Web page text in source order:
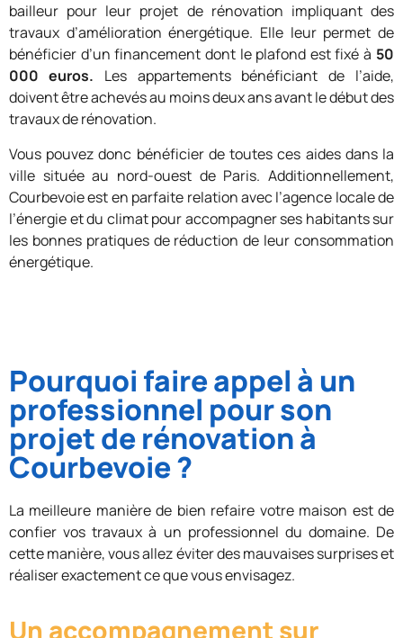
bailleur pour leur projet de rénovation impliquant des
travaux d’amélioration énergétique. Elle leur permet de
bénéficier d’un financement dont le plafond est fixé à 50
000 euros. Les appartements bénéficiant de l’aide,
doivent être achevés au moins deux ans avant le début des
travaux de rénovation.
Vous pouvez donc bénéficier de toutes ces aides dans la
ville située au nord-ouest de Paris. Additionnellement,
Courbevoie est en parfaite relation avec l’agence locale de
l’énergie et du climat pour accompagner ses habitants sur
les bonnes pratiques de réduction de leur consommation
énergétique.
Pourquoi faire appel à un
professionnel pour son
projet de rénovation à
Courbevoie ?
La meilleure manière de bien refaire votre maison est de
confier vos travaux à un professionnel du domaine. De
cette manière, vous allez éviter des mauvaises surprises et
réaliser exactement ce que vous envisagez.
Un accompagnement sur